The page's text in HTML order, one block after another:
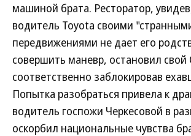
машиной брата. Ресторатор,
водитель Toyota своими
передвижениями не дает его
совершить маневр, остановил свой
соответственно заблокировав
Попытка разобраться привела к
водитель госпожи Черкесовой в
оскорбил национальные чувства